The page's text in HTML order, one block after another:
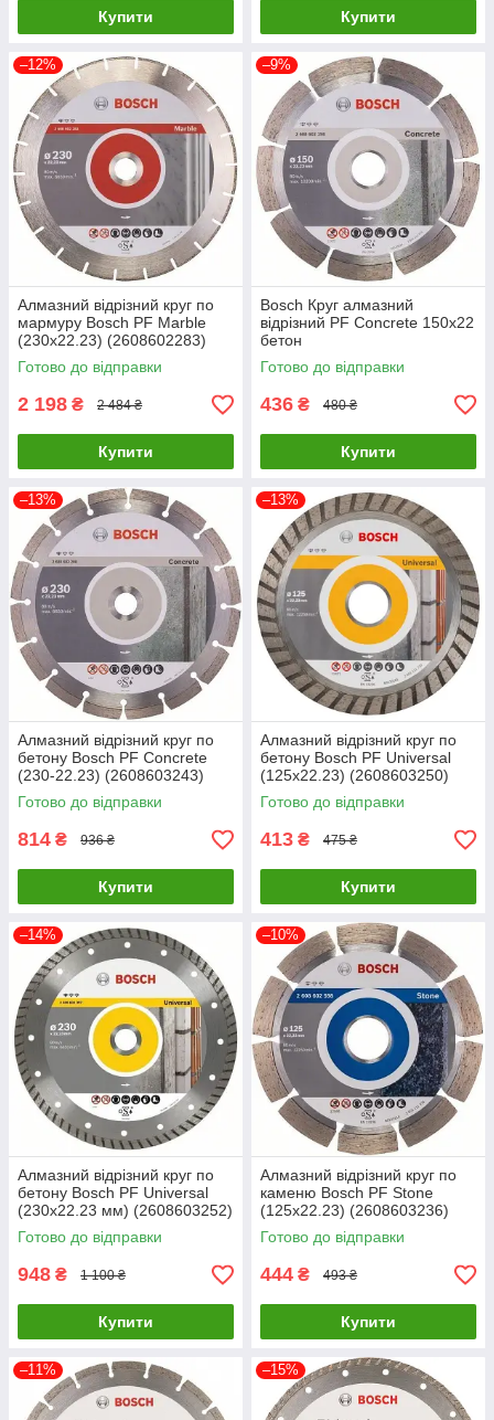
Купити Купити
–12%
Алмазний відрізний круг по
мармуру Bosch PF Marble
(230х22.23) (2608602283)
Готово до відправки
2 198 ₴ 2 484 ₴
Купити
–9%
Bosch Круг алмазний
відрізний PF Concrete 150х22
бетон
Готово до відправки
436 ₴ 480 ₴
Купити
–13%
Алмазний відрізний круг по
бетону Bosch PF Concrete
(230-22.23) (2608603243)
Готово до відправки
814 ₴ 936 ₴
Купити
–13%
Алмазний відрізний круг по
бетону Bosch PF Universal
(125х22.23) (2608603250)
Готово до відправки
413 ₴ 475 ₴
Купити
–14%
Алмазний відрізний круг по
бетону Bosch PF Universal
(230х22.23 мм) (2608603252)
Готово до відправки
948 ₴ 1 100 ₴
Купити
–10%
Алмазний відрізний круг по
каменю Bosch PF Stone
(125х22.23) (2608603236)
Готово до відправки
444 ₴ 493 ₴
Купити
–11% –15%